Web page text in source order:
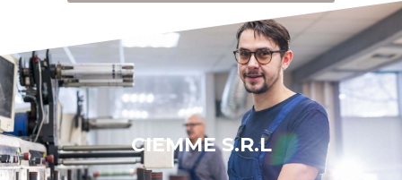
CIEMME S.R.L